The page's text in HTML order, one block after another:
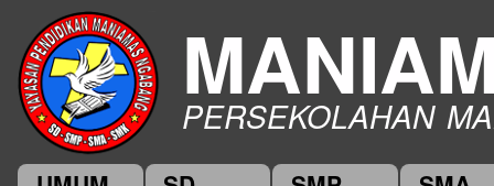
PERSEKOLAHAN